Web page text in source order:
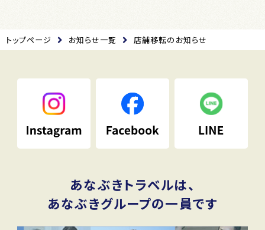
トップページ お知らせ一覧 店舗移転のお知らせ
あなぶきトラベルは、
あなぶきグループの一員です